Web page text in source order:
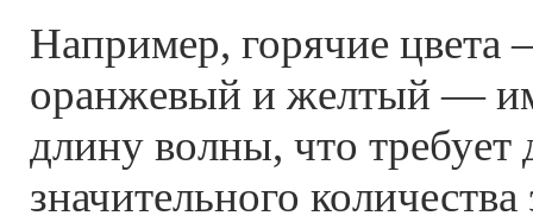
Например, горячие
оранжевый и желтый —
длину волны, что требует
значительного